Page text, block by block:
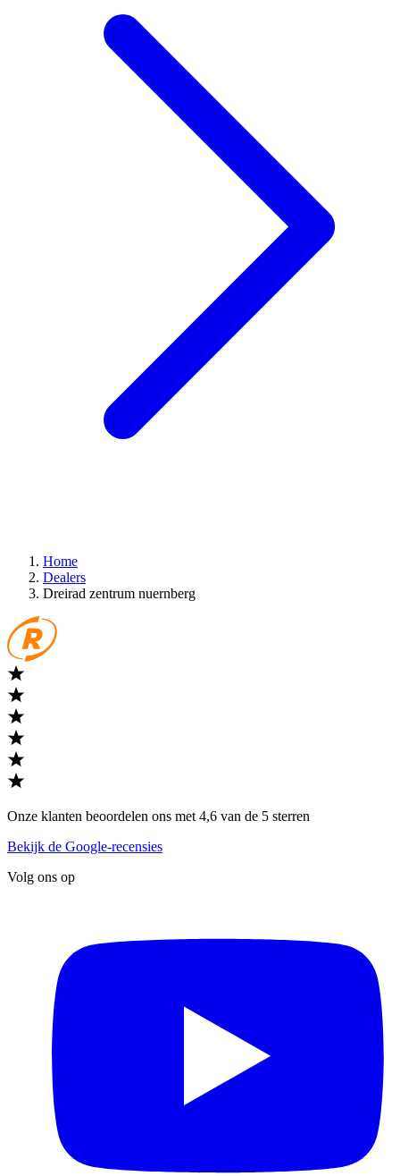
Home
Dealers
Dreirad zentrum nuernberg
Onze klanten beoordelen ons met 4,6 van de 5 sterren
Bekijk de Google-recensies
Volg ons op